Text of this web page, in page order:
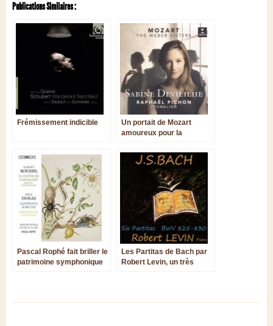
Publications Similaires :
Frémissement indicible
Un portait de Mozart
amoureux pour la
Pascal Rophé fait briller le
patrimoine symphonique
Les Partitas de Bach par
Robert Levin, un très